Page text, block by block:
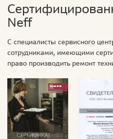
Neff
С специалисты сервисного
сотрудниками, имеющими
право производить ремонт